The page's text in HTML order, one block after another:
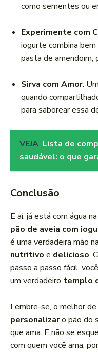
como sementes ou
Experimente com
iogurte combina
pasta de amendoim,
Sirva com Amor:
quando
para saborear essa
VEJA Lista de
saudável: o que
Conclusão
E aí, já está com água
pão de aveia com
é uma verdadeira mão
nutritivo e delicioso.
passo a passo fácil,
um verdadeiro templo
Lembre-se, o melhor
personalizaro pão do
que ama. E não se
com quem você ama,